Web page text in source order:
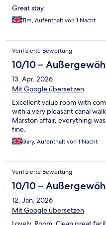
Great stay.
Tim, Aufenthalt von 1 Nacht
Verifizierte Bewertung
10/10 –
13. Apr. 2026
Mit Google übersetzen
Excellent value room with
with a very pleasant canal
Marston affair, everything
fine.
Gary, Aufenthalt von 1 Nacht
Verifizierte Bewertung
10/10 –
12. Jan. 2026
Mit Google übersetzen